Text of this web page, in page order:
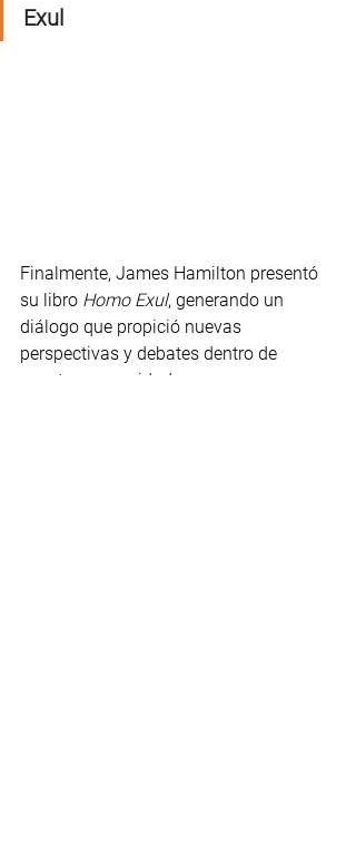
Exul
Finalmente, James Hamilton presentó
su libro Homo Exul, generando un
diálogo que propició nuevas
perspectivas y debates dentro de
nuestra comunidad.